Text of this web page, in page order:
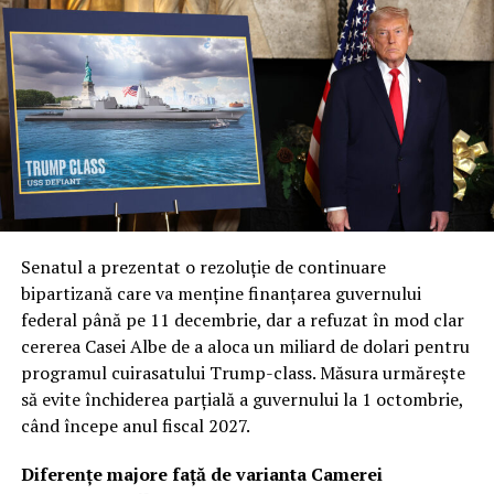
etapă a programului cu un contract masiv de 4,6
miliarde de dolari, precum și un acord suplimentar de
1,6 miliarde pentru lansări viitoare, oficialii americani
subliniază importanța de a nu depinde de o singură
soluție tehnică.
Col. Ryan Frazier a explicat că nucleul acestei noi etape
este diversificarea capacităților. Prin explorarea unor
inovații și tehnologii unice, Forța Spațială urmărește să
armata va dispune de cea mai avansată tehnologie
disponibilă pe piață. Această abordare multi-vectorială
este văzută ca o plasă de siguranță strategică în fața
evoluțiilor imprevizibile din teatrele de operațiuni.
Revoluția „Flatellites”: Rocket Lab propune o
arhitectură inovatoare pentru Neutron
Dintre contractorii anunțați, Rocket Lab se detașează cu
Senatul a prezentat o rezoluție de continuare
bipartizană care va menține finanțarea guvernului
federal până pe 11 decembrie, dar a refuzat în mod clar
cererea Casei Albe de a aloca un miliard de dolari pentru
programul cuirasatului Trump-class. Măsura urmărește
să evite închiderea parțială a guvernului la 1 octombrie,
când începe anul fiscal 2027.
Diferențe majore față de varianta Camerei